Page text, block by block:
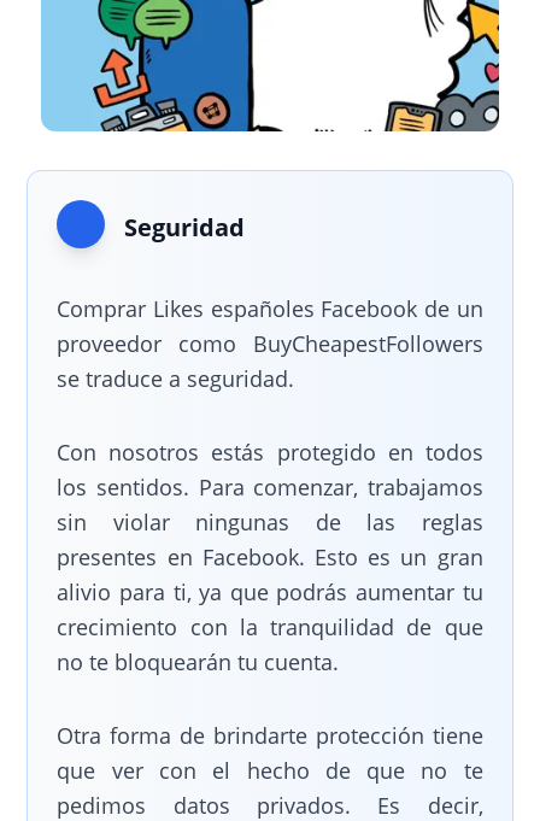
Seguridad
Comprar Likes españoles Facebook de un
proveedor como BuyCheapestFollowers
se traduce a seguridad.
Con nosotros estás protegido en todos
los sentidos. Para comenzar, trabajamos
sin violar ningunas de las reglas
presentes en Facebook. Esto es un gran
alivio para ti, ya que podrás aumentar tu
crecimiento con la tranquilidad de que
no te bloquearán tu cuenta.
Otra forma de brindarte protección tiene
que ver con el hecho de que no te
pedimos datos privados. Es decir,